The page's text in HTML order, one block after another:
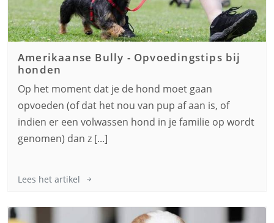
Amerikaanse Bully - Opvoedingstips bij
honden
Op het moment dat je de hond moet gaan
opvoeden (of dat het nou van pup af aan is, of
indien er een volwassen hond in je familie op wordt
genomen) dan z [...]
Lees het artikel